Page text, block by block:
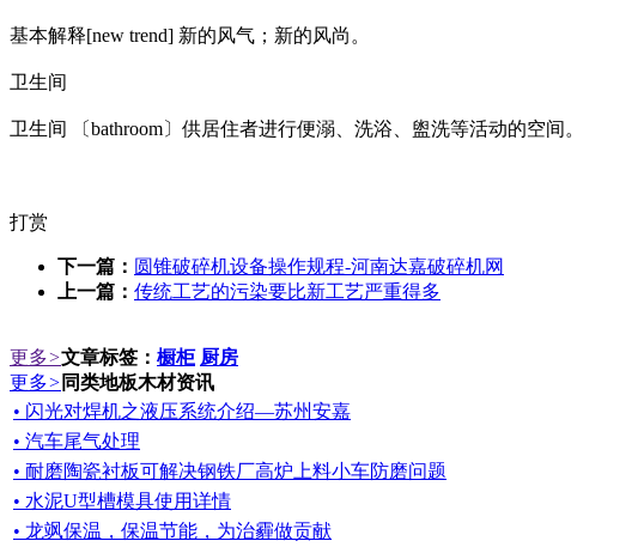
基本解释[new trend] 新的风气；新的风尚。
卫生间
卫生间 〔bathroom〕供居住者进行便溺、洗浴、盥洗等活动的空间。
打赏
下一篇： 圆锥破碎机设备操作规程-河南达嘉破碎机网
上一篇： 传统工艺的污染要比新工艺严重得多
更多>文章标签： 橱柜 厨房
更多> 同类地板木材资讯
• 闪光对焊机之液压系统介绍—苏州安嘉
• 汽车尾气处理
• 耐磨陶瓷衬板可解决钢铁厂高炉上料小车防磨问题
• 水泥U型槽模具使用详情
• 龙飒保温，保温节能，为治霾做贡献